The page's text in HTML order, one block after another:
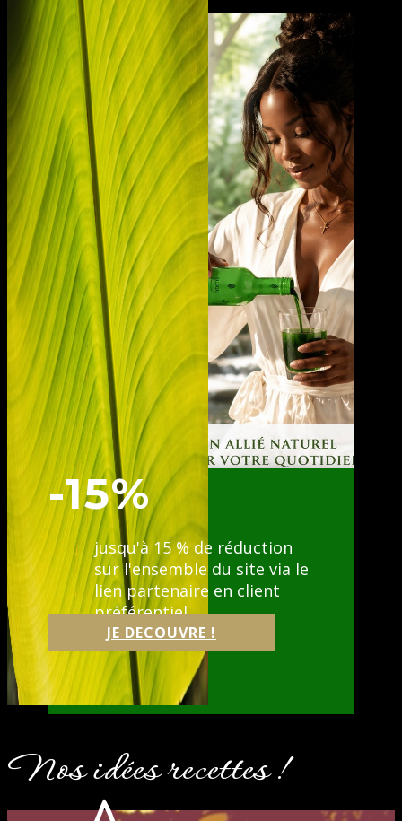
-15%
jusqu'à 15 % de réduction
sur l'ensemble du site via le
lien partenaire en client
préférentiel
JE DECOUVRE !
Nos idées recettes !